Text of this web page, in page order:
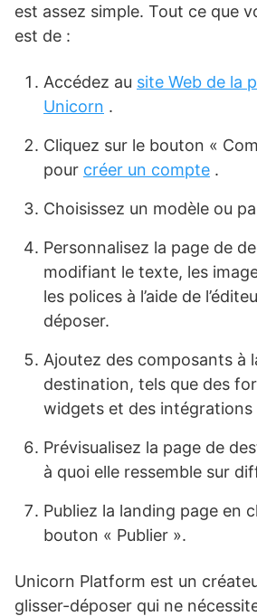
est assez simple. Tout ce que
est de :
Accédez au site Web de la
Unicorn .
Cliquez sur le bouton «
pour créer un compte .
Choisissez un modèle ou
Personnalisez la page de
modifiant le texte, les
les polices à l’aide de
déposer.
Ajoutez des composants à
destination, tels que des
widgets et des intégrations
Prévisualisez la page de
à quoi elle ressemble sur
Publiez la landing page en
bouton « Publier ».
Unicorn Platform est un
glisser-déposer qui ne